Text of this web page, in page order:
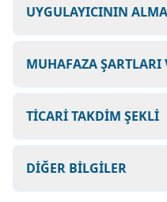
UYGULAYICININ
MUHAFAZA ŞARTLARI
TİCARİ TAKDİM ŞEKLİ
DİĞER BİLGİLER